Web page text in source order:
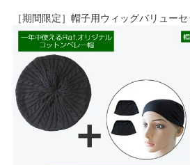
［期間限定］帽子用ウィッグバリュー